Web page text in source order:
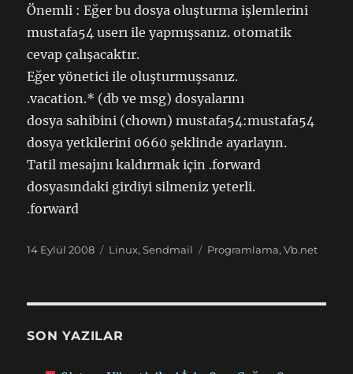
Önemli : Eğer bu dosya oluşturma işlemlerini
mustafa54 userı ile yapmışsanız. otomatik
cevap çalışacaktır.
Eğer yönetici ile oluşturmuşsanız.
.vacation.* (db ve msg) dosyalarını
dosya sahibini (chown) mustafa54:mustafa54
dosya yetkilerini 0660 şeklinde ayarlayın.
Tatil mesajını kaldırmak için .forward
dosyasındaki girdiyi silmeniz yeterli.
.forward
Yayın
14 Eylül 2008 Kategoriler
Linux,Sendmail Etiketler
Programlama,Vb.net
SON YAZILAR